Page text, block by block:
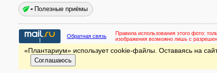
Полезные приёмы
Обратная связь Правила использования этого фото:
изображения возможно лишь с
«Плантариум» использует cookie-файлы. Оставаясь на
Соглашаюсь